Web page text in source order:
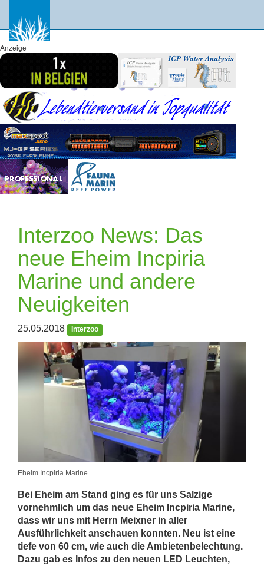
Anzeige
Interzoo News: Das
neue Eheim Incpiria
Marine und andere
Neuigkeiten
25.05.2018 Interzoo
Eheim Incpiria Marine
Bei Eheim am Stand ging es für uns Salzige
vornehmlich um das neue Eheim Incpiria Marine,
dass wir uns mit Herrn Meixner in aller
Ausführlichkeit anschauen konnten. Neu ist eine
tiefe von 60 cm, wie auch die Ambietenbelechtung.
Dazu gab es Infos zu den neuen LED Leuchten,